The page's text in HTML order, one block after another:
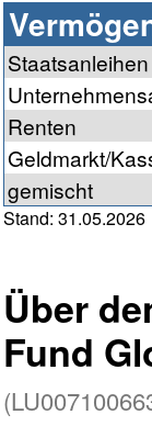
Staatsanleihen
Renten
Geldmarkt/
gemischt
Stand: 31.05.2026
Über
Fund